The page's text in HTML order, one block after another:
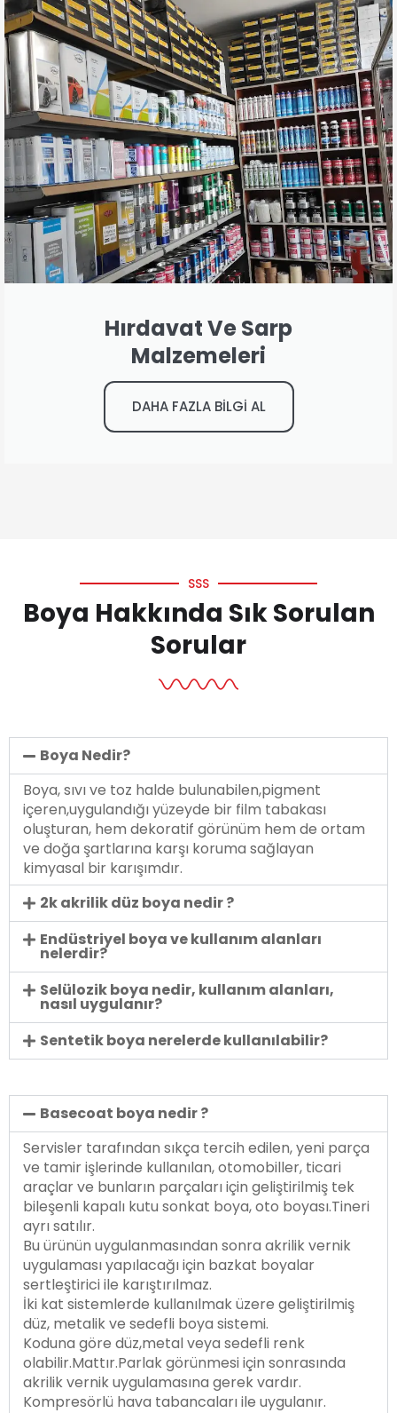
Hırdavat Ve Sarp
Malzemeleri
DAHA FAZLA BİLGİ AL
SSS
Boya Hakkında Sık Sorulan
Sorular
Boya Nedir?
Boya, sıvı ve toz halde bulunabilen,pigment
içeren,uygulandığı yüzeyde bir film tabakası
oluşturan, hem dekoratif görünüm hem de ortam
ve doğa şartlarına karşı koruma sağlayan
kimyasal bir karışımdır.
2k akrilik düz boya nedir ?
Endüstriyel boya ve kullanım alanları
nelerdir?
Selülozik boya nedir, kullanım alanları,
nasıl uygulanır?
Sentetik boya nerelerde kullanılabilir?
Basecoat boya nedir ?
Servisler tarafından sıkça tercih edilen, yeni parça
ve tamir işlerinde kullanılan, otomobiller, ticari
araçlar ve bunların parçaları için geliştirilmiş tek
bileşenli kapalı kutu sonkat boya, oto boyası.Tineri
ayrı satılır.
Bu ürünün uygulanmasından sonra akrilik vernik
uygulaması yapılacağı için bazkat boyalar
sertleştirici ile karıştırılmaz.
İki kat sistemlerde kullanılmak üzere geliştirilmiş
düz, metalik ve sedefli boya sistemi.
Koduna göre düz,metal veya sedefli renk
olabilir.Mattır.Parlak görünmesi için sonrasında
akrilik vernik uygulamasına gerek vardır.
Kompresörlü hava tabancaları ile uygulanır.